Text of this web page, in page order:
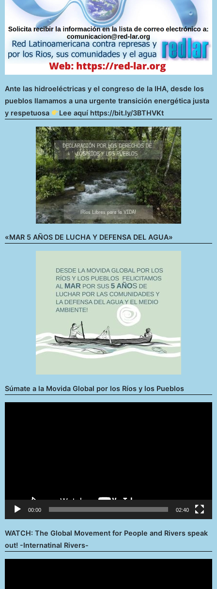
Ante las hidroeléctricas y el congreso de la IHA, desde los
pueblos llamamos a una urgente transición energética justa
y respetuosa
Lee aquí https://bit.ly/3BTHVKt
«MAR 5 AÑOS DE LUCHA Y DEFENSA DEL AGUA»
Súmate a la Movida Global por los Ríos y los Pueblos
00:00 02:40
WATCH: The Global Movement for People and Rivers speak
out! -Internatinal Rivers-